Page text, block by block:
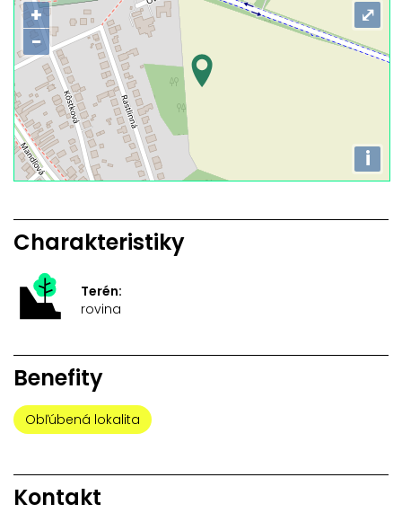
+
−
i
⤢
Charakteristiky
Terén:
rovina
Benefity
Obľúbená lokalita
Kontakt